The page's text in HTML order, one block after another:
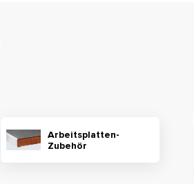
Arbeitsplatten-
Zubehör